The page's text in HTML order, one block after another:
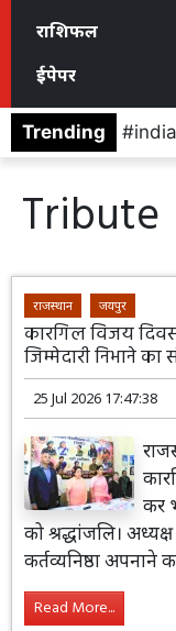
राशिफल
ईपेपर
Trending
Tribute
राजस्थान जयपुर
कारगिल विजय
जिम्मेदारी निभाने
25 Jul 2026 17:47:38
कर
को श्रद्धांजलि।
कर्तव्यनिष्ठा अपनाने
Read More...